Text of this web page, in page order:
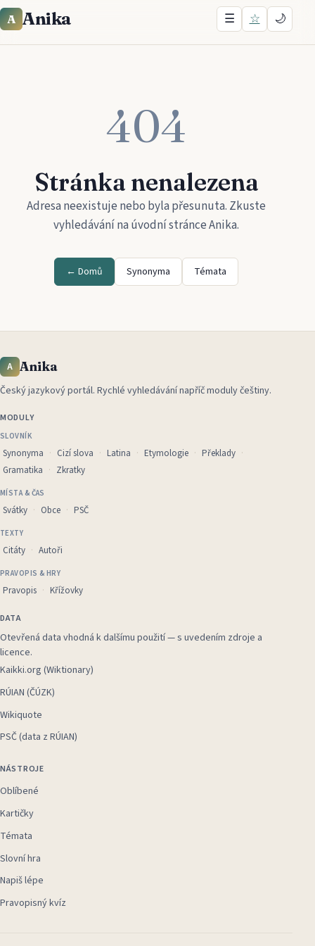
A Anika ☰ ☆ 🌙
404
Stránka nenalezena
Adresa neexistuje nebo byla přesunuta. Zkuste
vyhledávání na úvodní stránceAnika.
← Domů Synonyma Témata
A Anika
Český jazykový portál. Rychlé vyhledávání napříč moduly češtiny.
MODULY
SLOVNÍK
Synonyma Cizí slova Latina Etymologie
Překlady
Gramatika
Zkratky
MÍSTA & ČAS
Svátky Obce PSČ
TEXTY
Citáty Autoři
PRAVOPIS & HRY
Pravopis Křížovky
DATA
Otevřená data vhodná k dalšímu použití — s uvedením zdroje a
licence.
Kaikki.org (Wiktionary)
RÚIAN (ČÚZK)
Wikiquote
PSČ (data z RÚIAN)
NÁSTROJE
Oblíbené
Kartičky
Témata
Slovní hra
Napiš lépe
Pravopisný kvíz